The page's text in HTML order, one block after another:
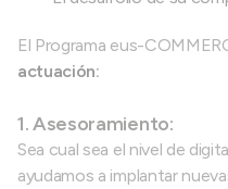
El Programa eus-
actuación:
1. Asesoramiento:
Sea cual sea el nivel de
ayudamos a implantar